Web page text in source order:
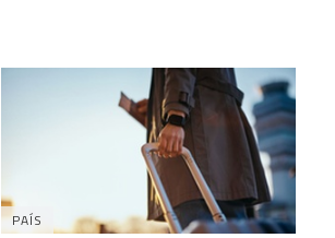
PAÍS